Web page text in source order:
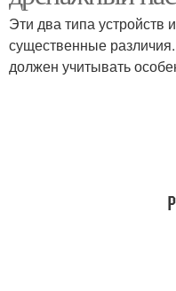
Эти два типа
существенные
должен учитывать